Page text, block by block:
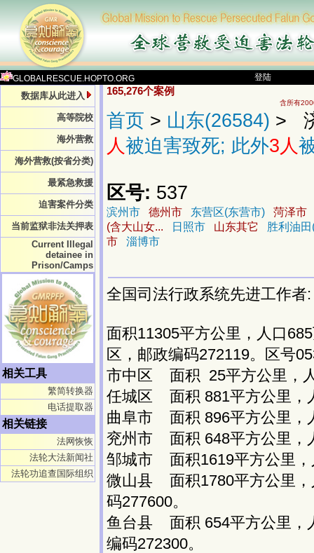
GLOBALRESCUE.HOPTO.ORG 登陆
数据库从此进入
高等院校
海外营救
海外营救(按省分类)
最紧急救援
迫害案件分类
当前监狱非法关押表
Current Illegal
detainee in
Prison/Camps
相关工具
繁简转换器
电话提取器
相关链接
法网恢恢
法轮大法新闻社
法轮功追查国际组织
165,276个案例
含所有
首页 > 山东(26584) >
人被迫害致死; 此外3人
区号: 537
滨州市 德州市 东营区(东营市)
菏泽市
(含大山女...
日照市 山东其它
胜利油
市
淄博市
全国司法行政系统先进工作
面积11305平方公里，人口
区，邮政编码272119。区号
市中区 面积 25平方公里，
任城区 面积 881平方公里，
曲阜市 面积 896平方公里，
兖州市 面积 648平方公里，
邹城市 面积1619平方公里，
微山县 面积1780平方公里，
码277600。
鱼台县 面积 654平方公里，
编码272300。